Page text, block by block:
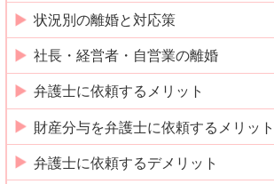
状況別の離婚と対応策
社長・経営者・自営業の離婚
弁護士に依頼するメリット
財産分与を弁護士に依頼するメリット
弁護士に依頼するデメリット